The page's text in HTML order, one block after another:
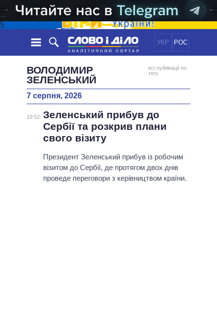
5
УКР РОС
НОВИНИ
СТРІЧКА
ПОДІЇ
СТАТТІ
ДУМКИ
ДАЙДЖЕСТИ
ПОЛІТИКА
ЕКОНОМІКА
СУСПІЛЬСТВО
ОБIЦЯНКИ
ПОЛIТИКИ
УСІ ПОЛІТИКИ
ВЕРХОВНА РАДА
КАБІНЕТ МІНІСТРІВ
ІНФОГРАФІКА
ВІДЕО
ПІДТРИМАТИ
ВОЛОДИМИР
ЗЕЛЕНСЬКИЙ
всі публікації по
тегу
7 серпня, 2026
19:52 Зеленський прибув до
Сербії та розкрив плани
свого візиту
Президент Зеленський прибув із робочим
візитом до Сербії, де протягом двох днів
проведе переговори з керівництвом країни.